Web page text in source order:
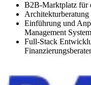
B2B-Marktplatz für
Architekturberatung
Einführung und
Management
Full-Stack
Finanzierungsberater